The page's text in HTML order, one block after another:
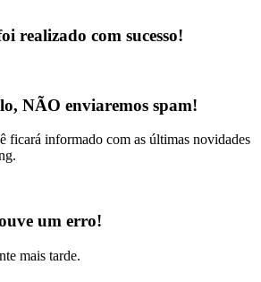
realizado com sucesso!
NÃO enviaremos spam!
ficará informado com as últimas novidades
um erro!
mais tarde.